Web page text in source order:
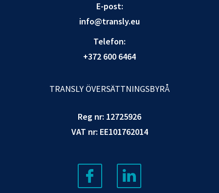
E-post:
info@transly.eu
Telefon:
+372 600 6464
TRANSLY ÖVERSÄTTNINGSBYRÅ
Reg nr: 12725926
VAT nr: EE101762014